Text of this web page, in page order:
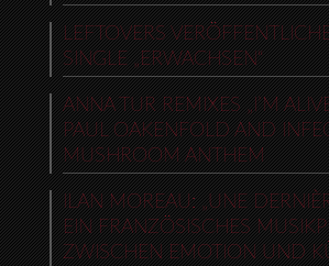
LEFTOVERS
SINGLE „ERWACHSEN“
ANNA TUR REMIXES „I’M
PAUL OAKENFOLD AND
MUSHROOM ANTHEM
ILAN MOREAU: „UNE
EIN FRANZÖSISCHES
ZWISCHEN EMOTION UND